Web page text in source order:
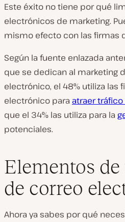
Este éxito no tiene por qué
electrónicos de marketing.
mismo efecto con las firmas
Según la fuente enlazada
que se dedican al marketing
electrónico, el 48% utiliza las
electrónico para atraer
que el 34% las utiliza para la
potenciales.
Elementos
de correo
Ahora ya sabes por qué